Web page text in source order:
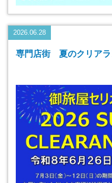
2026.06.28
専門店街 夏のクリアラ